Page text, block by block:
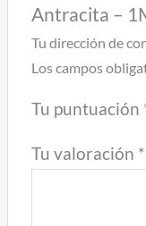
Antracita –
Tu dirección de
Los campos
Tu puntuación
Tu valoración *